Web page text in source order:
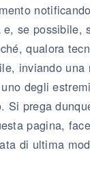
se possibile,
qualora
inviando una
degli
Si prega
pagina,
di ultima